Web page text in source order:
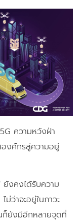
ความหวังฝ่า
งค์กรสู่ความอยู่
ยังคงได้รับความ
ม่ว่าจะอยู่ในภาวะ
ก็ยังมีอีกหลายจุดที่